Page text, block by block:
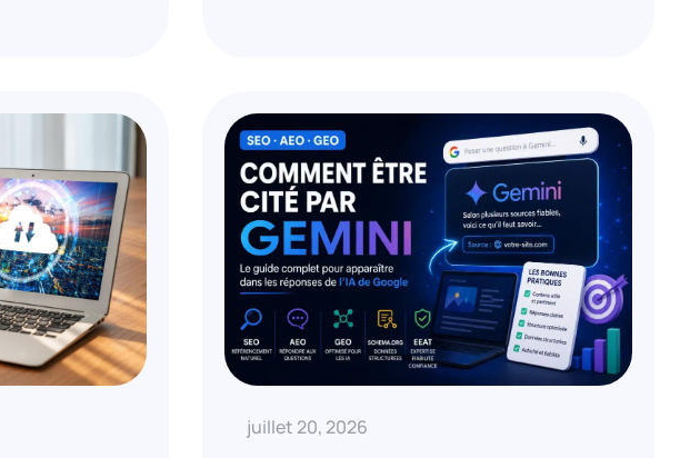
juillet 20, 2026